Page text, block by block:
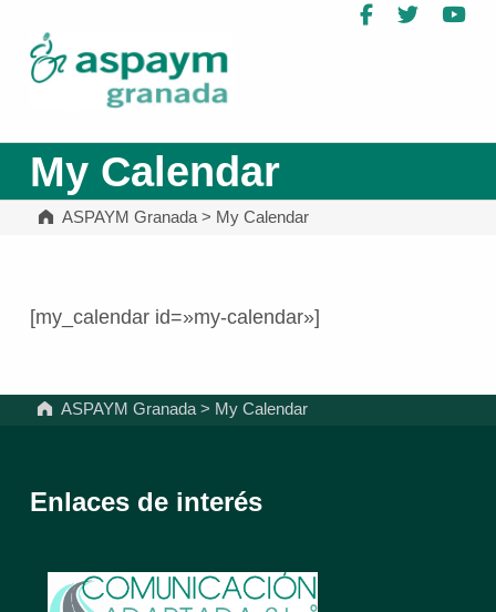
Facebook
Twitter
My Calendar
ASPAYM Granada> My Calendar
[my_calendar id=»my-calendar»]
ASPAYM Granada > My Calendar
Enlaces de interés